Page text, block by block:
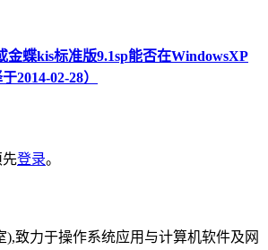
金蝶kis标准版9.1sp能否在WindowsXP
2014-02-28）
先登录。
),致力于操作系统应用与计算机软件及网